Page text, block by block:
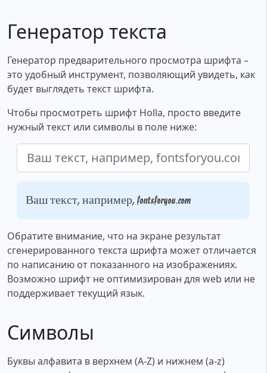
Генератор текста
Генератор предварительного просмотра шрифта –
это удобный инструмент, позволяющий увидеть, как
будет выглядеть текст шрифта.
Чтобы просмотреть шрифт Holla, просто введите
нужный текст или символы в поле ниже:
Ваш текст, например, fontsforyou.com
Обратите внимание, что на экране результат
сгенерированного текста шрифта может отличается
по написанию от показанного на изображениях.
Возможно шрифт не оптимизирован для web или не
поддерживает текущий язык.
Символы
Буквы алфавита в верхнем (A-Z) и нижнем (a-z)